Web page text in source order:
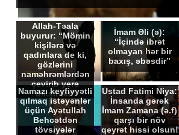
Allah-Təala
buyurur: “Mömin
kişilərə və
qadınlara de ki,
gözlərini
nаməhrəmlərdən
çеvirib yеrə
diksinlər”
İmam Əli (ə):
“İçində ibrət
оlmаyаn hər bir
bахış, əbəsdir”
Namazı keyfiyyətli
qılmaq istəyənlər
üçün Ayətullah
Behcətdən
tövsiyələr
Ustad Fatimi Niya:
İnsanda gərək
İmam Zamana (ə.f)
qarşı bir növ
qeyrət hissi olsun!